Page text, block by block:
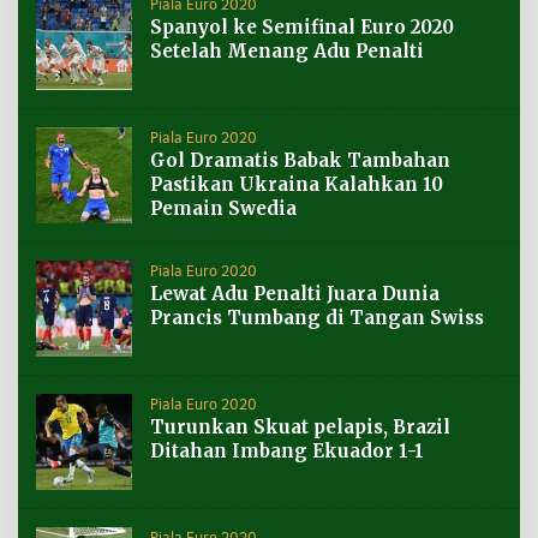
Piala Euro 2020
Spanyol ke Semifinal Euro 2020
Setelah Menang Adu Penalti
Piala Euro 2020
Gol Dramatis Babak Tambahan
Pastikan Ukraina Kalahkan 10
Pemain Swedia
Piala Euro 2020
Lewat Adu Penalti Juara Dunia
Prancis Tumbang di Tangan Swiss
Piala Euro 2020
Turunkan Skuat pelapis, Brazil
Ditahan Imbang Ekuador 1-1